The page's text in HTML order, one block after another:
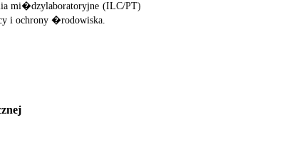
mi�dzylaboratoryjne (ILC/PT)
i ochrony �rodowiska.